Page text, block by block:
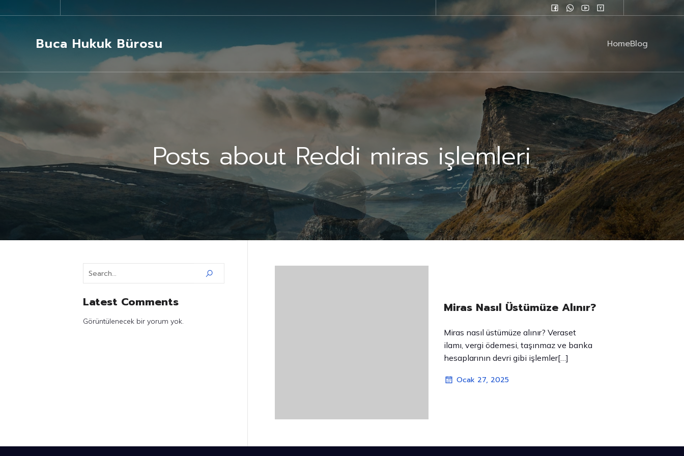
Buca Hukuk Bürosu HomeBlog
Posts about Reddi miras işlemleri
Latest Comments
Görüntülenecek bir yorum yok.
Miras Nasıl Üstümüze Alınır?
Miras nasıl üstümüze alınır? Veraset
ilamı, vergi ödemesi, taşınmaz ve banka
hesaplarının devri gibi işlemler[…]
Ocak 27, 2025